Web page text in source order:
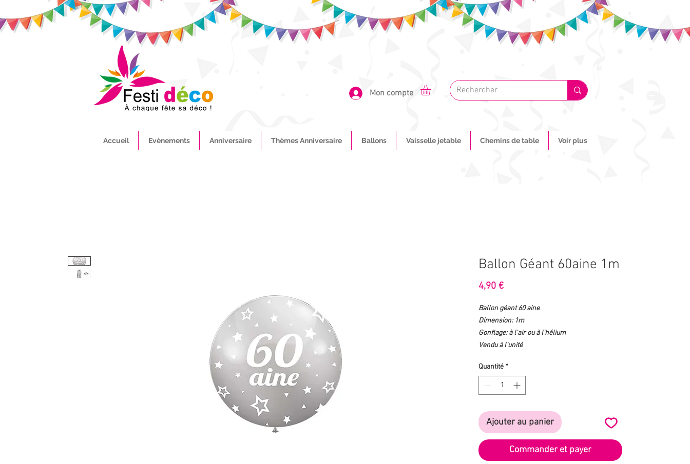
Mon compte
Accueil Evènements Anniversaire Thèmes Anniversaire Ballons Vaisselle jetable Chemins de table Voir plus
Ballon Géant 60aine 1m
4,90 €Prix
Ballon géant 60 aine
Dimension: 1m
Gonflage: à l'air ou à l'hélium
Vendu à l'unité
Quantité *
Ajouter au panier
Commander et payer